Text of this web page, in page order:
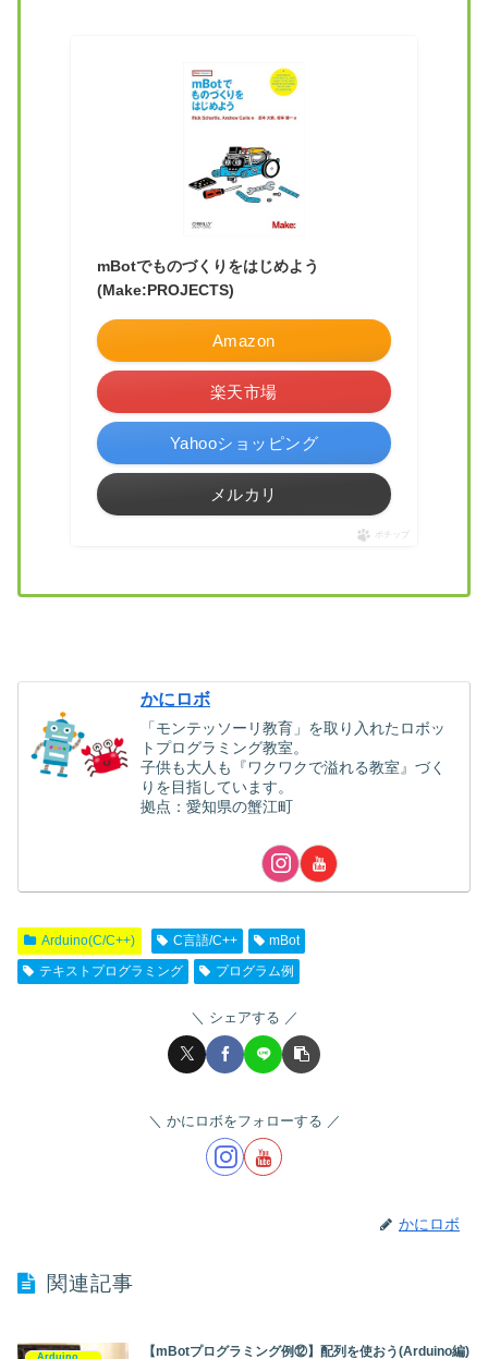
mBotでものづくりをはじめよう
(Make:PROJECTS)
Amazon
楽天市場
Yahooショッピング
メルカリ
ポチップ
かにロボ
「モンテッソーリ教育」を取り入れたロボッ
トプログラミング教室。
子供も大人も『ワクワクで溢れる教室』づく
りを目指しています。
拠点：愛知県の蟹江町
Arduino(C/C++) C言語/C++
mBot
テキストプログラミング
プログラム例
シェアする
かにロボをフォローする
かにロボ
関連記事
【mBotプログラミング例⑫】配列を使おう(Arduino編)